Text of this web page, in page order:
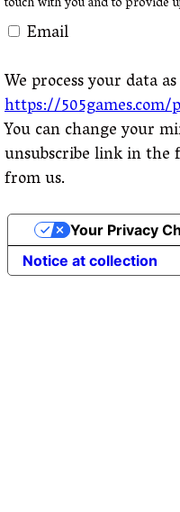
Email
We process your data
https://
You can change your
unsubscribe link in the
from us.
Notice at collection
Your Privacy